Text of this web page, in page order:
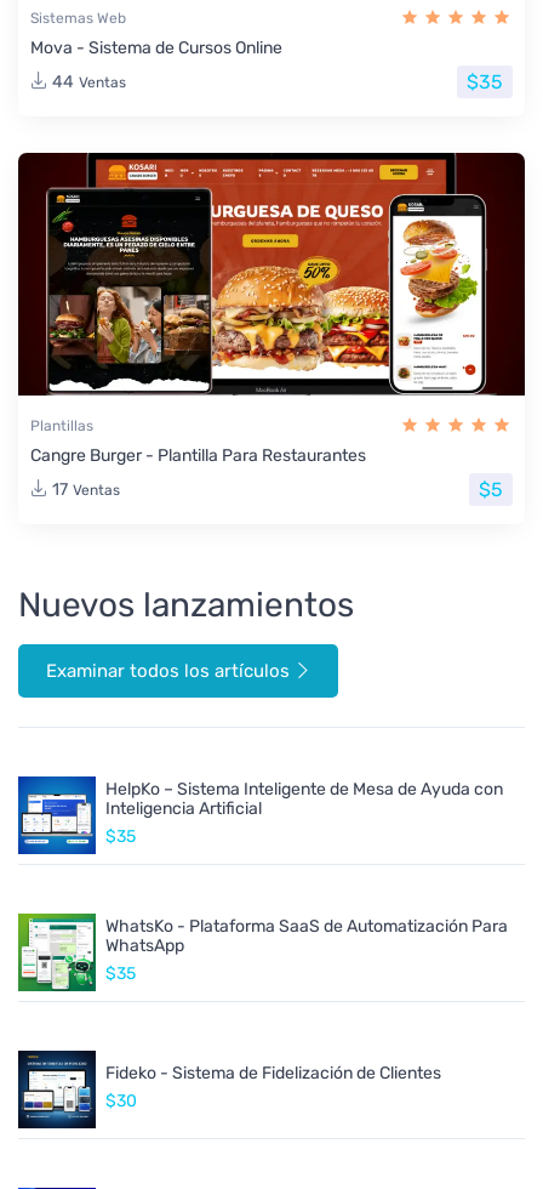
Sistemas Web
Mova - Sistema de Cursos Online
44 Ventas $35
Plantillas
Cangre Burger - Plantilla Para Restaurantes
17 Ventas $5
Nuevos lanzamientos
Examinar todos los artículos
HelpKo – Sistema Inteligente de Mesa de Ayuda con
Inteligencia Artificial
$35
WhatsKo - Plataforma SaaS de Automatización Para
WhatsApp
$35
Fideko - Sistema de Fidelización de Clientes
$30